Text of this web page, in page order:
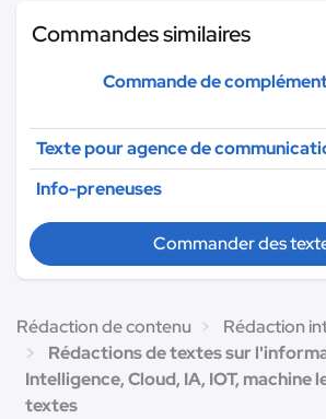
Commandes similaires
Commande de
Texte pour agence de
Info-preneuses
Commander des
Rédaction de contenu
Rédaction
Rédactions de textes sur
Intelligence, Cloud, IA, IOT, machine
textes